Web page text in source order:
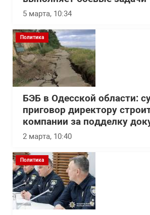
5 марта, 10:34
Политика
БЭБ в Одесской области:
приговор директору
компании за подделку
2 марта, 10:40
Политика